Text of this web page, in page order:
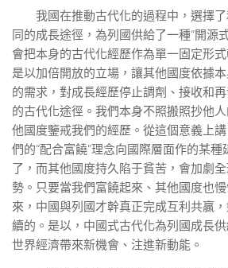
我國在推動古代化的過程中，選擇
同的成長途徑，為列國供給了一種“開源
會把本身的古代化經歷作為單一固定形
是以加倍開放的立場，讓其他國度依據
的需求，對成長經歷停止調劑、接收和
的古代化途徑。我們本身不照搬照抄他
他國度鑒戒我們的經歷。從這個意義上
們的“配合富饒”理念向國際層面作的某
了，而其他國度持久陷于貧苦，會加劇
勢。只要當我們富饒起來、其他國度也
來，中國與列國才幹真正完成互利共贏
續的。是以，中國式古代化為列國成長
世界經濟帶來新機會、注進新動能。